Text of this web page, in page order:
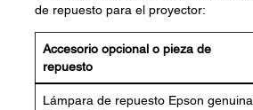
de repuesto para el proyector:
Accesorio opcional o pieza de
repuesto
Lámpara de repuesto Epson genuina